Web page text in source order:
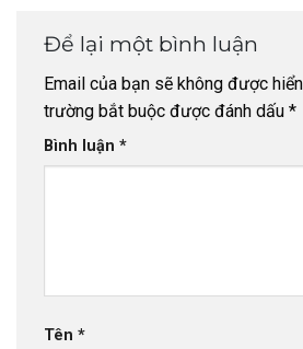
Để lại một bình luận
Email của bạn sẽ không được
trường bắt buộc được đánh dấu *
Bình luận *
Tên *